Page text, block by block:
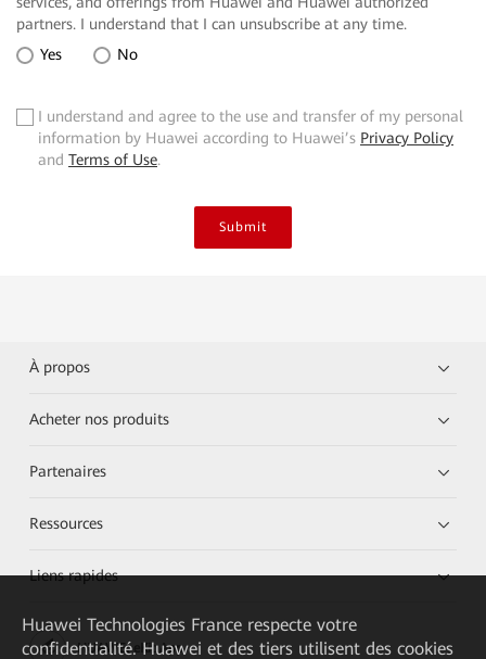
partners. I understand that I can unsubscribe at any time.
Yes
No
I understand and agree to the use and transfer of my personal
information by Huawei according to Huawei’s Privacy Policy
and Terms of Use.
Submit
À propos
Acheter nos produits
Partenaires
Ressources
Liens rapides
HUAWEI eKit App
Huawei Technologies France respecte votre
confidentialité. Huawei et des tiers utilisent des cookies